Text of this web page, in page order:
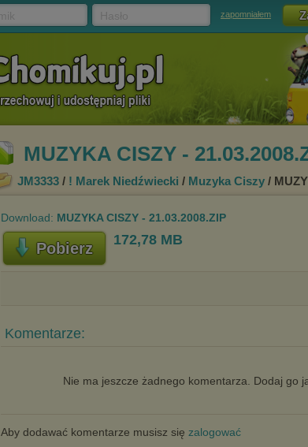
zapomniałem
MUZYKA CISZY -
JM3333 / ! Marek Niedźwiecki / Muzyka Ciszy /
Download: MUZYKA CISZY - 21.03.2008.ZIP
Pobierz 172,78 MB
Komentarze:
Nie ma jeszcze żadnego komentarza. Dodaj go
Aby dodawać komentarze musisz się zalogować